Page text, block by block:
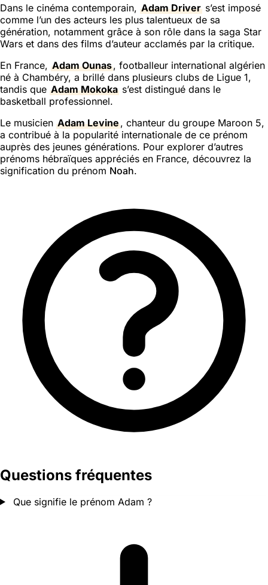
Dans le cinéma contemporain, Adam Driver s’est imposé
comme l’un des acteurs les plus talentueux de sa
génération, notamment grâce à son rôle dans la saga Star
Wars et dans des films d’auteur acclamés par la critique.
En France, Adam Ounas, footballeur international algérien
né à Chambéry, a brillé dans plusieurs clubs de Ligue 1,
tandis que Adam Mokoka s’est distingué dans le
basketball professionnel.
Le musicien Adam Levine, chanteur du groupe Maroon 5,
a contribué à la popularité internationale de ce prénom
auprès des jeunes générations. Pour explorer d’autres
prénoms hébraïques appréciés en France, découvrez la
signification du prénom Noah.
Questions fréquentes
Que signifie le prénom Adam ?